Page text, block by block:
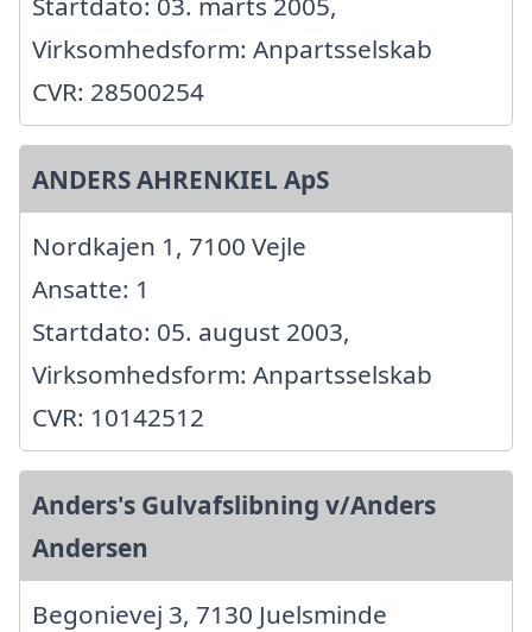
Virksomhedsform: Anpartsselskab
CVR: 28500254
ANDERS AHRENKIEL ApS
Nordkajen 1, 7100 Vejle
Ansatte: 1
Startdato: 05. august 2003,
Virksomhedsform: Anpartsselskab
CVR: 10142512
Anders's Gulvafslibning v/Anders
Andersen
Begonievej 3, 7130 Juelsminde